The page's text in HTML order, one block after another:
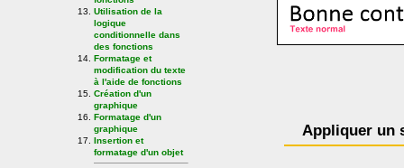
Utilisation de la
logique
conditionnelle dans
des fonctions
Formatage et
modification du texte
à l'aide de fonctions
Création d'un
graphique
Formatage d'un
graphique
Insertion et
formatage d'un objet
Appliquer un